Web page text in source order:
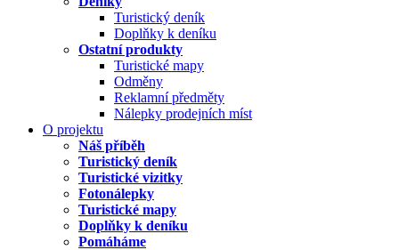
Turistický deník
Doplňky k deníku
Ostatní produkty
Turistické mapy
Odměny
Reklamní předměty
Nálepky prodejních míst
O projektu
Náš příběh
Turistický deník
Turistické vizitky
Fotonálepky
Turistické mapy
Doplňky k deníku
Pomáháme